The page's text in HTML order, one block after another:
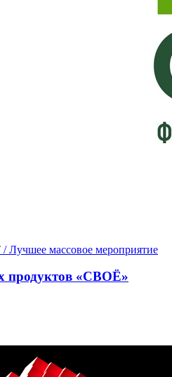
массовое мероприятие
продуктов «СВОЁ»